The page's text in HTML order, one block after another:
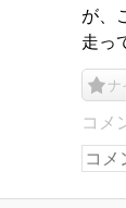
が、
走っ
ナ
コメ